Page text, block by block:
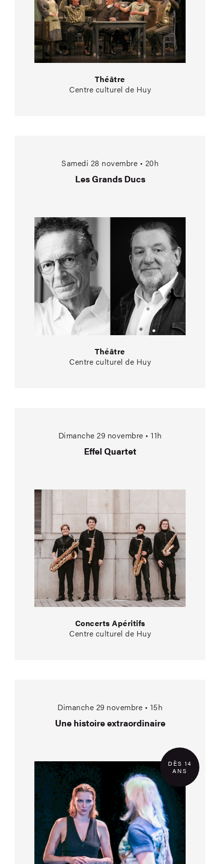
Théâtre
Centre culturel de Huy
Samedi 28 novembre • 20h
Les Grands Ducs
Théâtre
Centre culturel de Huy
Dimanche 29 novembre • 11h
Effel Quartet
Concerts Apéritifs
Centre culturel de Huy
Dimanche 29 novembre • 15h
Une histoire extraordinaire
DÈS 14
ANS